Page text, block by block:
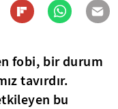
fobi, bir durum
tavırdır.
bu